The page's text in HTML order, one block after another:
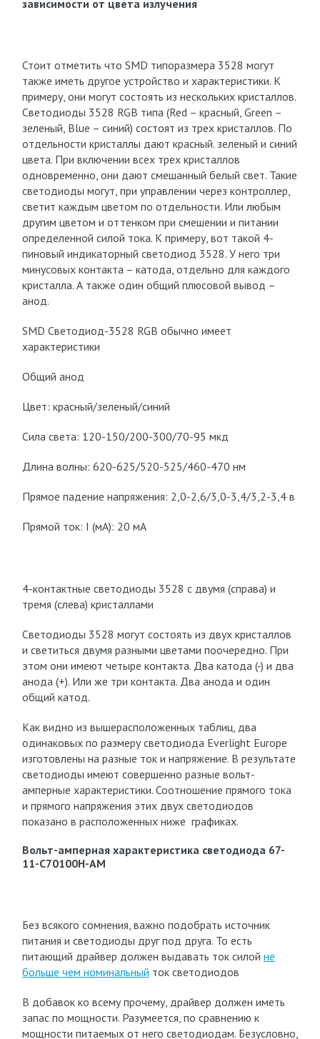
зависимости от цвета излучения
Стоит отметить что SMD типоразмера 3528 могут
также иметь другое устройство и характеристики. К
примеру, они могут состоять из нескольких кристаллов.
Светодиоды 3528 RGB типа (Red – красный, Green –
зеленый, Blue – синий) состоят из трех кристаллов. По
отдельности кристаллы дают красный. зеленый и синий
цвета. При включении всех трех кристаллов
одновременно, они дают смешанный белый свет. Такие
светодиоды могут, при управлении через контроллер,
светит каждым цветом по отдельности. Или любым
другим цветом и оттенком при смешении и питании
определенной силой тока. К примеру, вот такой 4-
пиновый индикаторный светодиод 3528. У него три
минусовых контакта – катода, отдельно для каждого
кристалла. А также один общий плюсовой вывод –
анод.
SMD Светодиод-3528 RGB обычно имеет
характеристики
Общий анод
Цвет: красный/зеленый/синий
Сила света: 120-150/200-300/70-95 мкд
Длина волны: 620-625/520-525/460-470 нм
Прямое падение напряжения: 2,0-2,6/3,0-3,4/3,2-3,4 в
Прямой ток: I (мА): 20 мА
4-контактные светодиоды 3528 с двумя (справа) и
тремя (слева) кристаллами
Светодиоды 3528 могут состоять из двух кристаллов
и светиться двумя разными цветами поочередно. При
этом они имеют четыре контакта. Два катода (-) и два
анода (+). Или же три контакта. Два анода и один
общий катод.
Как видно из вышерасположенных таблиц, два
одинаковых по размеру светодиода Everlight Europe
изготовлены на разные ток и напряжение. В результате
светодиоды имеют совершенно разные вольт-
амперные характеристики. Соотношение прямого тока
и прямого напряжения этих двух светодиодов
показано в расположенных ниже графиках.
Вольт-амперная характеристика светодиода 67-
11-C70100H-AM
Без всякого сомнения, важно подобрать источник
питания и светодиоды друг под друга. То есть
питающий драйвер должен выдавать ток силой не
больше чем номинальный ток светодиодов
В добавок ко всему прочему, драйвер должен иметь
запас по мощности. Разумеется, по сравнению к
мощности питаемых от него светодиодам. Безусловно,